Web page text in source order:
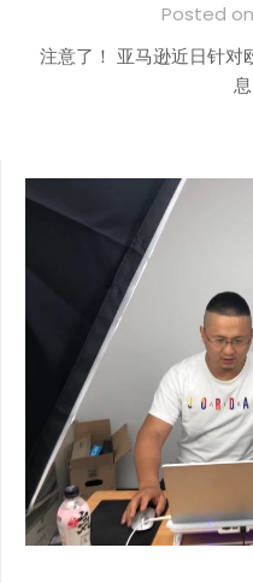
Posted on
注意了！ 亚马逊近日针对